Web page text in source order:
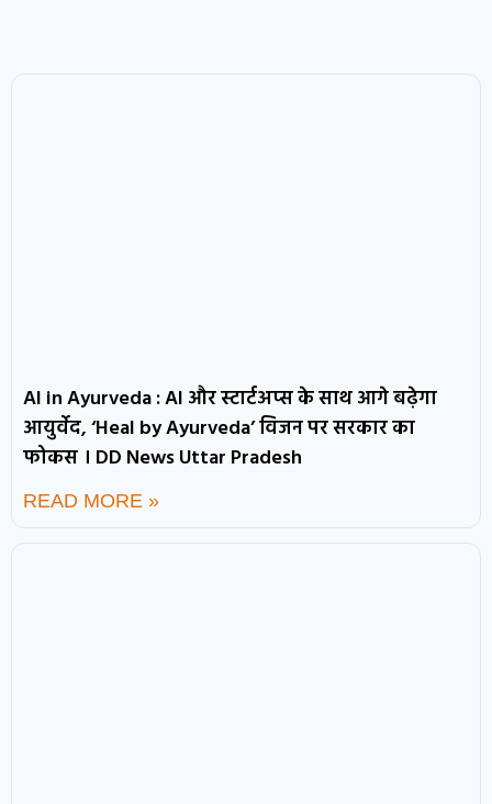
AI in Ayurveda : AI और स्टार्टअप्स के साथ आगे बढ़ेगा
आयुर्वेद, ‘Heal by Ayurveda’ विजन पर सरकार का
फोकस । DD News Uttar Pradesh
READ MORE »